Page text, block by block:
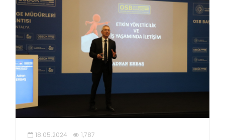
18.05.2024 1,787